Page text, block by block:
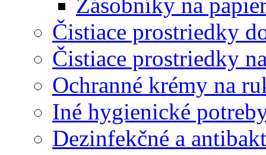
Čistiace prostriedky
Čistiace prostriedky
Ochranné krémy na
Iné hygienické
Dezinfekčné a